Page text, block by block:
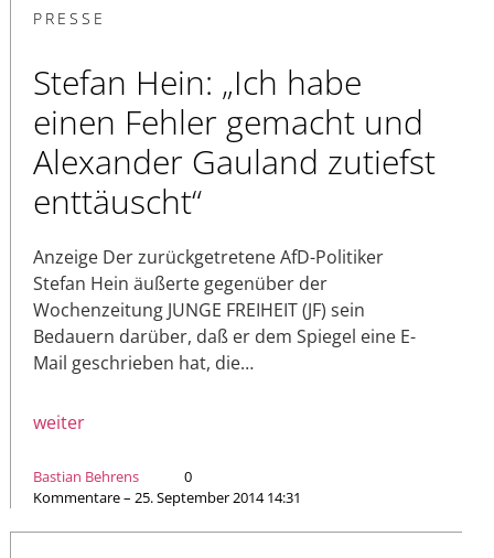
PRESSE
Stefan Hein: „Ich habe
einen Fehler gemacht und
Alexander Gauland zutiefst
enttäuscht“
Anzeige Der zurückgetretene AfD-Politiker
Stefan Hein äußerte gegenüber der
Wochenzeitung JUNGE FREIHEIT (JF) sein
Bedauern darüber, daß er dem Spiegel eine E-
Mail geschrieben hat, die…
weiter
Bastian Behrens
0
Kommentare – 25. September 2014 14:31